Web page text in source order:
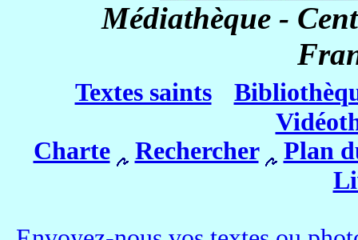
Médiathèque -
Textes saints
Charte
Rechercher
Plan